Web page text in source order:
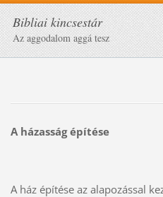
Bibliai kincsestár
Az aggodalom aggá tesz
A házasság építése
A ház építése az alapozással